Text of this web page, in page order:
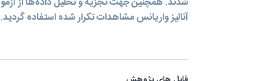
آنالیز واریانس مشاهدات تکرار شده استفاده گردید.